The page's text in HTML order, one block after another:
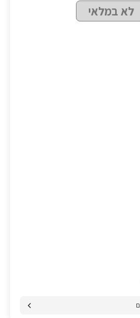
לא במלאי